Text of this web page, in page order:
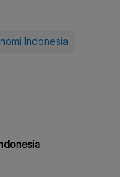
Indonesia